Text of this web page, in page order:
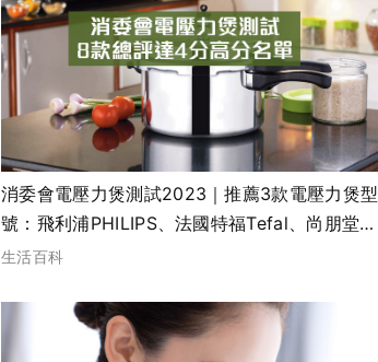
消委會電壓力煲測試2023｜推薦3款電壓力煲型
號：飛利浦PHILIPS、法國特福Tefal、尚朋堂
SPT｜附8款總評4星高分名單
生活百科